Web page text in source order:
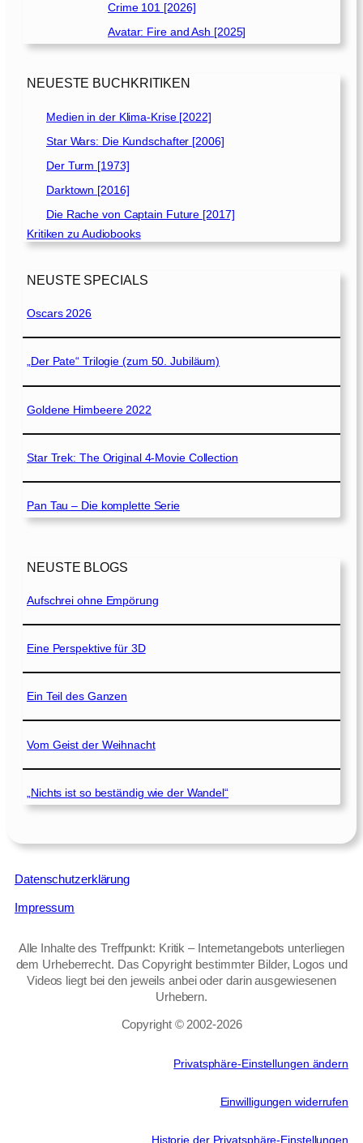
Crime 101 [2026]
Avatar: Fire and Ash [2025]
NEUESTE BUCHKRITIKEN
Medien in der Klima-Krise [2022]
Star Wars: Die Kundschafter [2006]
Der Turm [1973]
Darktown [2016]
Die Rache von Captain Future [2017]
Kritiken zu Audiobooks
NEUSTE SPECIALS
Oscars 2026
„Der Pate“ Trilogie (zum 50. Jubiläum)
Goldene Himbeere 2022
Star Trek: The Original 4-Movie Collection
Pan Tau – Die komplette Serie
NEUSTE BLOGS
Aufschrei ohne Empörung
Eine Perspektive für 3D
Ein Teil des Ganzen
Vom Geist der Weihnacht
„Nichts ist so beständig wie der Wandel“
Datenschutzerklärung
Impressum
Alle Inhalte des Treffpunkt: Kritik – Internetangebots unterliegen
dem Urheberrecht. Das Copyright bestimmter Bilder, Logos und
Videos liegt bei den jeweils anbei oder darin ausgewiesenen
Urhebern.
Copyright © 2002‑2026
Privatsphäre-Einstellungen ändern
Einwilligungen widerrufen
Historie der Privatsphäre-Einstellungen